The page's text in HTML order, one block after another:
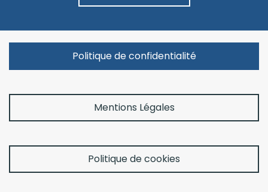
Politique de confidentialité
Mentions Légales
Politique de cookies